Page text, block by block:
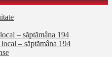
– săptămâna 194
– săptămâna 194